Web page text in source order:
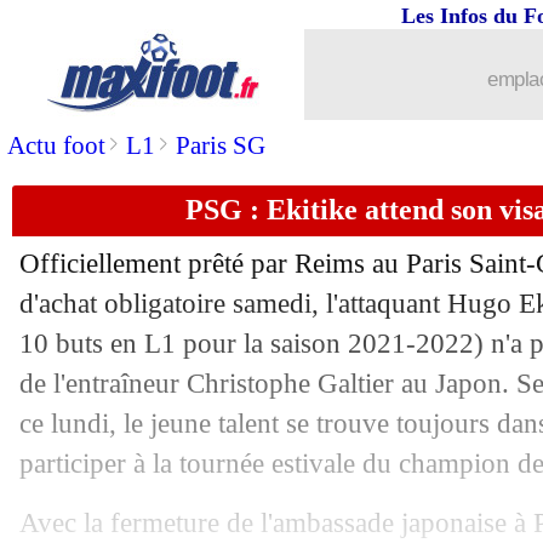
Actu foot> L1 > Paris SG
Les Infos du
PSG : Ekitike attend son
Officiellement prêté par Reims au Paris
d'achat obligatoire samedi, l'attaquant Hugo
10 buts en L1 pour la saison 2021-2022) n'a
de l'entraîneur Christophe Galtier au Japon.
ce lundi, le jeune talent se trouve toujours
participer à la tournée estivale du champion
Avec la fermeture de l'ambassade japonaise
Roma: Dybala a rejoint le groupe au
18/07 Rennes
18/07 Amical: Lille battu sur le fil
18/07 OM : Harit, Schalke demande bien
18/07 PSG: Naples négocie pour Diallo
18/07 VIDEO : le but sublime de Rodelin !
18/07 Lyon: Marcelo a été proposé, mais...
18/07 LdC: Monaco jouera le PSV !